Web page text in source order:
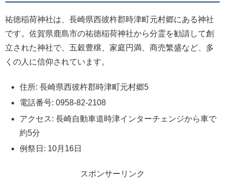
祐徳稲荷神社は、長崎県西彼杵郡時津町元村郷にある神社
です。佐賀県鹿島市の祐徳稲荷神社から分霊を勧請して創
立された神社で、五穀豊穣、家庭円満、商売繁盛など、多
くの人に信仰されています。
住所: 長崎県西彼杵郡時津町元村郷5
電話番号: 0958-82-2108
アクセス: 長崎自動車道時津インターチェンジから車で
約5分
例祭日: 10月16日
スポンサーリンク